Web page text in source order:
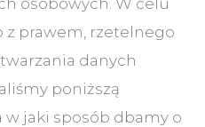
prawem, rzetelnego
danych
poniższą
w jaki sposób dbamy o